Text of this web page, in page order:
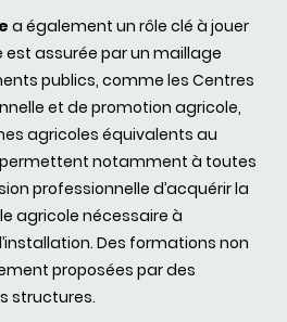
a également un rôle clé à jouer
est assurée par un maillage
publics, comme les Centres
et de promotion agricole,
agricoles équivalents au
notamment à toutes
professionnelle d’acquérir la
agricole nécessaire à
Des formations non
proposées par des
structures.